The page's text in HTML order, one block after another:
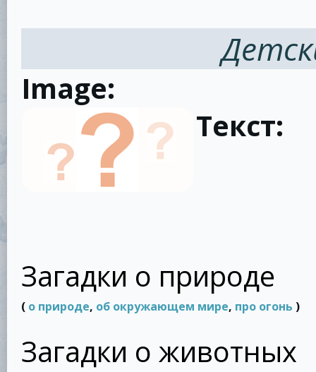
Image:
Текст:
Загадки о природе
( о природе, об окружающем мире, про огонь )
Загадки о животных